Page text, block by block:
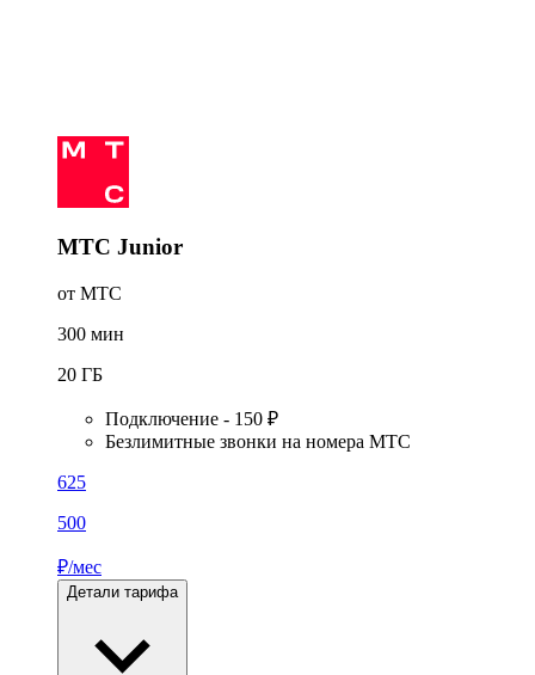
МТС Junior
от МТС
300 мин
20 ГБ
Подключение - 150 ₽
Безлимитные звонки на номера МТС
625
500
₽/мес
Детали тарифа